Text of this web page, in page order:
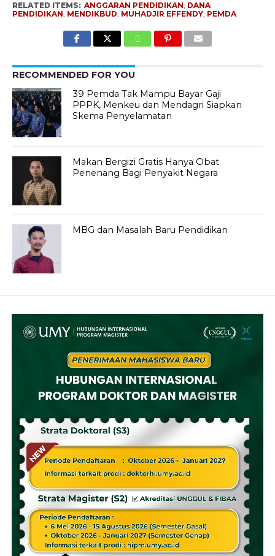
RELATED ITEMS: ANGGARAN PENDIDIKAN, DANA
PENDIDIKAN, MENDIKBUD, MUHADJIR EFFENDY, PEMDA
RECOMMENDED FOR YOU
39 Pemda Tak Mampu Bayar Gaji
PPPK, Menkeu dan Mendagri Siapkan
Skema Penyelamatan
Makan Bergizi Gratis Hanya Obat
Penenang Bagi Penyakit Negara
MBG dan Masalah Baru Pendidikan